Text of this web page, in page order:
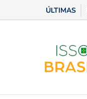
ÚLTIMAS